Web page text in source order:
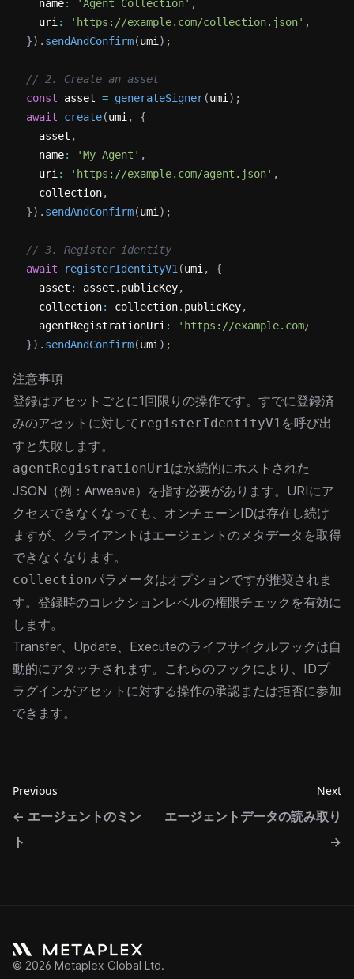
  name
: 'Agent Collection' ,
  uri
: 'https://example.com/collection.json' ,
}) . sendAndConfirm(umi ) ;
// 2. Create an asset
const asset = generateSigner(umi ) ;
await
create(umi ,
{
  asset
,
  name
: 'My Agent' ,
  uri
: 'https://example.com/agent.json' ,
  collection
,
}) . sendAndConfirm(umi ) ;
// 3. Register identity
await
registerIdentityV1 (umi ,
{
  asset
: asset . publicKey,
  collection
: collection. publicKey,
  agentRegistrationUri
:
'https://example.com/
}) . sendAndConfirm(umi ) ;
注意事項
登録はアセットごとに1回限りの操作です。すでに登録済
みのアセットに対して registerIdentityV1を呼び出
すと失敗します。
agentRegistrationUriは永続的にホストされた
JSON（例：Arweave）を指す必要があります。URIにア
クセスできなくなっても、オンチェーンIDは存在し続け
ますが、クライアントはエージェントのメタデータを取得
できなくなります。
collectionパラメータはオプションですが推奨されま
す。登録時のコレクションレベルの権限チェックを有効に
します。
Transfer、Update、Executeのライフサイクルフックは自
動的にアタッチされます。これらのフックにより、IDプ
ラグインがアセットに対する操作の承認または拒否に参加
できます。
Previous
← エージェントのミン
ト
Next
エージェントデータの読み取り
→
© 2026 Metaplex Global Ltd.